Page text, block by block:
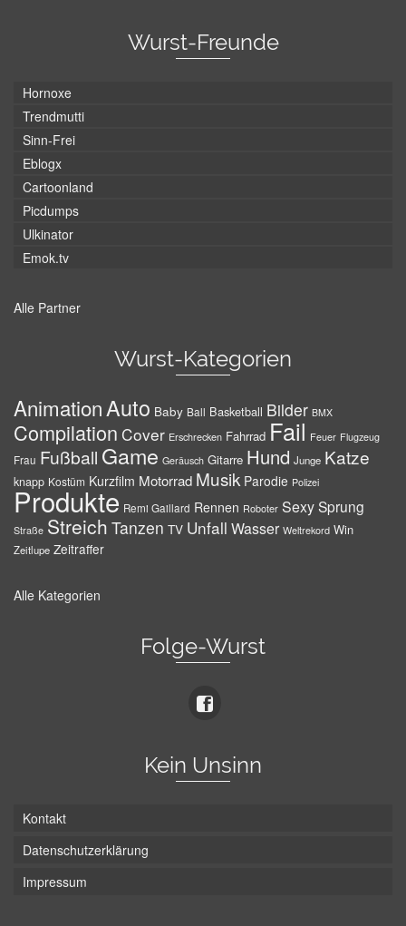
Wurst-Freunde
Hornoxe
Trendmutti
Sinn-Frei
Eblogx
Cartoonland
Picdumps
Ulkinator
Emok.tv
Alle Partner
Wurst-Kategorien
AnimationAuto Baby Ball Basketball Bilder BMX
Compilation Cover Erschrecken Fahrrad Fail Feuer Flugzeug
Frau Fußball Game Geräusch Gitarre Hund Junge Katze
knapp Kostüm Kurzfilm Motorrad Musik Parodie Polizei
Produkte Remi Gaillard Rennen Roboter SexySprung
Straße Streich Tanzen TV Unfall Wasser Weltrekord Win
Zeitlupe Zeitraffer
Alle Kategorien
Folge-Wurst
Kein Unsinn
Kontakt
Datenschutzerklärung
Impressum